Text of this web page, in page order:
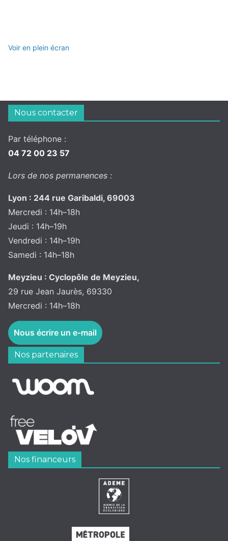
Voir en plein écran
Nous contacter
Par téléphone :
04 72 00 23 57
Lors de nos permanences :
Lyon : 244 rue Garibaldi, 69003
Mercredi : 14h–18h
Jeudi : 14h–19h
Vendredi : 14h–19h
Samedi : 14h–18h
Meyzieu : Cyclopôle de Meyzieu,
29 rue Jean Jaurès, 69330
Mercredi : 14h–18h
Nous écrire un e-mail
Nos partenaires
Nos financeurs